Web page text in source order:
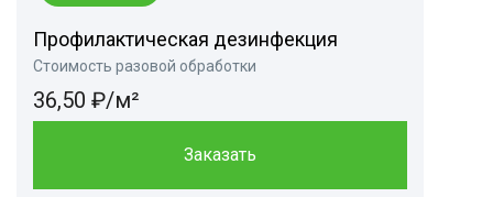
Профилактическая дезинфекция
Стоимость разовой обработки
36,50 ₽/м²
Заказать